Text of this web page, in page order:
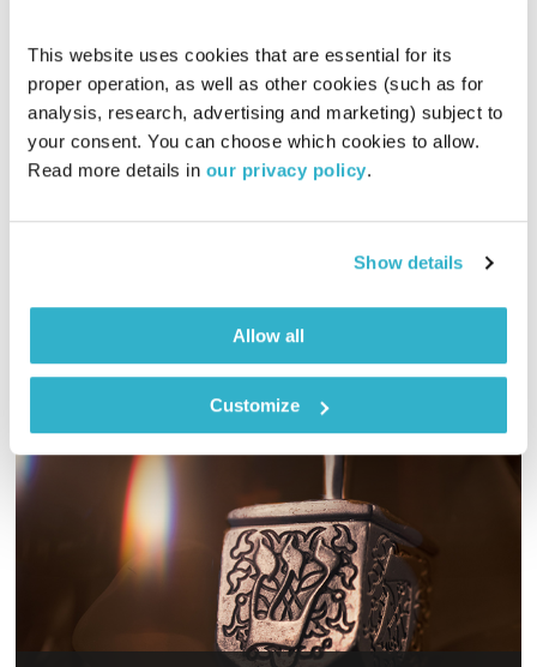
This website uses cookies that are essential for its
proper operation, as well as other cookies (such as for
analysis, research, advertising and marketing) subject to
your consent. You can choose which cookies to allow.
Read more details in our privacy policy.
Show details
Allow all
Customize
תמיכה טכנית
אלון נוימןויעל מן שחר
24.02.20
00:58:08
כיצד משפיע וירוס הקורונה על העולם הדיגיטלי והטכנולוגי? אלו
עוזר לנו להצליח"
אודיו